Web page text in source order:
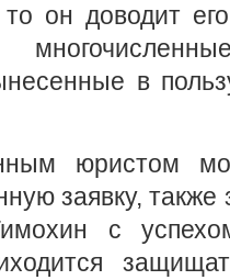
он доводит
в
юристом
заявку,
с